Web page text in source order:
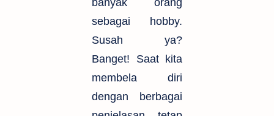
banyak orang
sebagai hobby.
Susah ya?
Banget! Saat kita
membela diri
dengan berbagai